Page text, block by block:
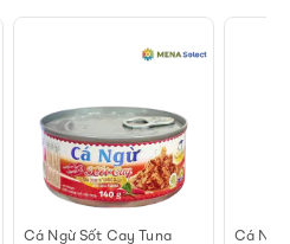
khoai tây chiên
cho bữa trưa văn phòng,
theo khi đi dã ngoại, picnic.
Cá Ngừ Sốt Cay Tuna
Cá